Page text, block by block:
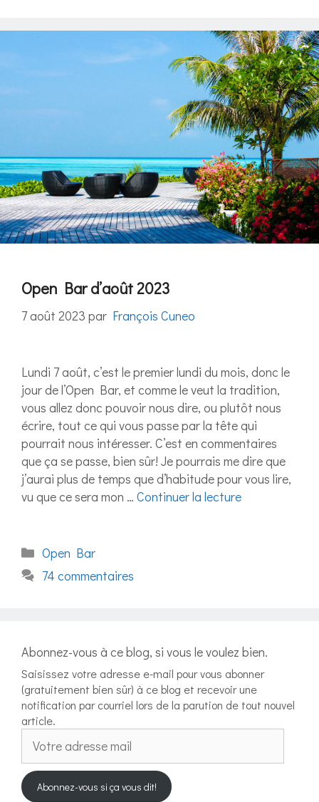
Open Bar d’août 2023
7 août 2023 par François Cuneo
Lundi 7 août, c’est le premier lundi du mois, donc le
jour de l’Open Bar, et comme le veut la tradition,
vous allez donc pouvoir nous dire, ou plutôt nous
écrire, tout ce qui vous passe par la tête qui
pourrait nous intéresser. C’est en commentaires
que ça se passe, bien sûr! Je pourrais me dire que
j’aurai plus de temps que d’habitude pour vous lire,
vu que ce sera mon … Continuer la lecture
Catégories
Open Bar
74 commentaires
Abonnez-vous à ce blog, si vous le voulez bien.
Saisissez votre adresse e-mail pour vous abonner
(gratuitement bien sûr) à ce blog et recevoir une
notification par courriel lors de la parution de tout nouvel
article.
adresse
mail
Abonnez-vous si ça vous dit!